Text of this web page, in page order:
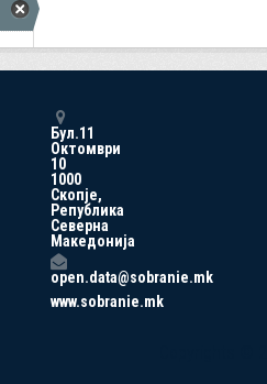
Бул.11
Октомври
10
1000
Скопје,
Република
Северна
Македонија
open.data@sobranie.mk
www.sobranie.mk